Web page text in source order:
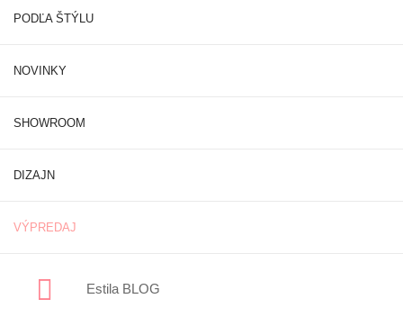
PODĽA ŠTÝLU
NOVINKY
SHOWROOM
DIZAJN
VÝPREDAJ
Estila BLOG